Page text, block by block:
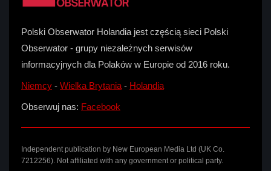
Polski Obserwator Holandia jest częścią sieci Polski
Obserwator - grupy niezależnych serwisów
informacyjnych dla Polaków w Europie od 2016 roku.
Niemcy - Wielka Brytania - Holandia
Obserwuj nas: Facebook
Independent publication by New European Media Ltd (UK Co.
7212256). Not affiliated with any government or political party.